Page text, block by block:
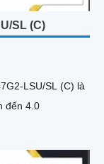
SL (C)
LSU/SL (C) là
đến 4.0